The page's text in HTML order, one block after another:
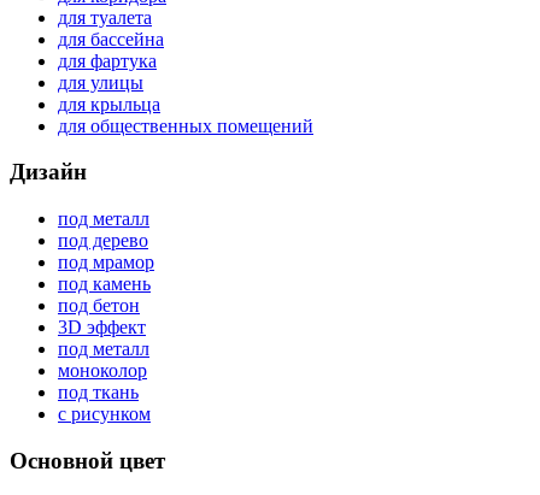
для туалета
для бассейна
для фартука
для улицы
для крыльца
для общественных помещений
Дизайн
под металл
под дерево
под мрамор
под камень
под бетон
3D эффект
под металл
моноколор
под ткань
с рисунком
Основной цвет